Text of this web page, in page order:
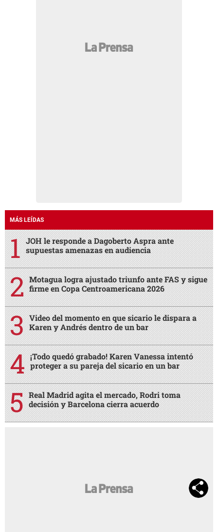
MÁS LEÍDAS
JOH le responde a Dagoberto Aspra ante
supuestas amenazas en audiencia
Motagua logra ajustado triunfo ante FAS y sigue
firme en Copa Centroamericana 2026
Video del momento en que sicario le dispara a
Karen y Andrés dentro de un bar
¡Todo quedó grabado! Karen Vanessa intentó
proteger a su pareja del sicario en un bar
Real Madrid agita el mercado, Rodri toma
decisión y Barcelona cierra acuerdo